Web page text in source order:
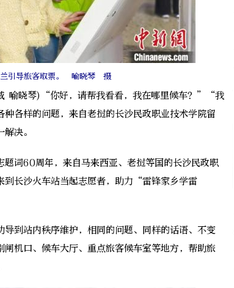
兰引导旅客取票。 喻晓琴 摄
晓琴)“你好，请帮我看看，我在哪里候车？”“我
各样的问题，来自老挝的长沙民政职业技术学院留
决。
词60周年，来自马来西亚、老挝等国的长沙民政职
到长沙火车站当起志愿者，助力“雷锋家乡学雷
到站内秩序维护，相同的问题、同样的话语、不变
机口、候车大厅、重点旅客候车室等地方，帮助旅